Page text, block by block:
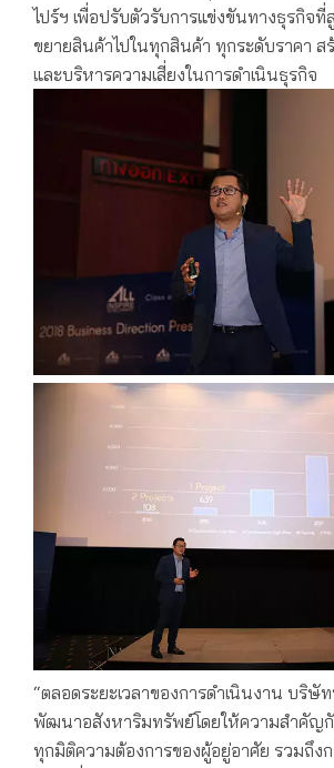
ไปร์ฯ เพื่อปรับตัวรับการแข่งขันทางธุรกิจที่
ขยายสินค้าไปในทุกสินค้า ทุกระดับราคา
และบริหารความเสี่ยงในการดำเนินธุรกิจ
“ตลอดระยะเวลาของการดำเนินงาน บริษั
พัฒนาอสังหาริมทรัพย์โดยให้ความสำคัญ
ทุกมิติความต้องการของผู้อยู่อาศัย รวมถึง